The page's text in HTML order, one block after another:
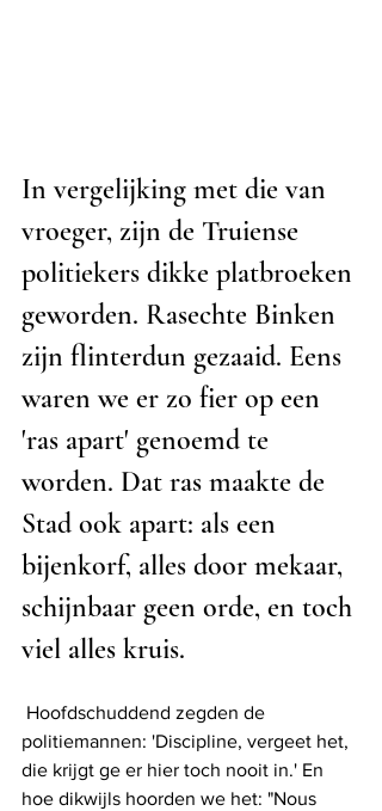
In vergelijking met die van
vroeger, zijn de Truiense
politiekers dikke platbroeken
geworden. Rasechte Binken
zijn flinterdun gezaaid. Eens
waren we er zo fier op een
'ras apart' genoemd te
worden. Dat ras maakte de
Stad ook apart: als een
bijenkorf, alles door mekaar,
schijnbaar geen orde, en toch
viel alles kruis.
politiemannen: 'Discipline, vergeet het,
die krijgt ge er hier toch nooit in.' En
hoe dikwijls hoorden we het: "Nous